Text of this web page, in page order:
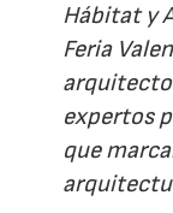
Hábitat y
Feria
expertos
que